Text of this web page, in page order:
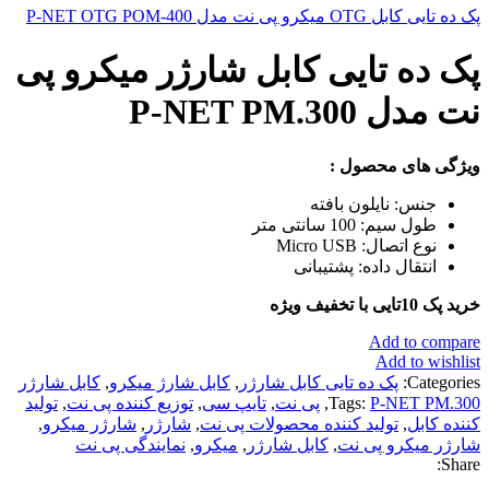
پک ده تایی کابل OTG میکرو پی نت مدل P-NET OTG POM-400
پک ده تایی کابل شارژر میکرو پی
نت مدل P-NET PM.300
ویژگی های محصول :
جنس: نایلون بافته
طول سیم: 100 سانتی متر
نوع اتصال: Micro USB
انتقال داده: پشتیبانی
خرید پک 10تایی با تخفیف ویژه
Add to compare
Add to wishlist
Categories: پک ده تایی کابل شارژر , کابل شارژ میکرو, کابل شارژر
Tags: P-NET PM.300
, پی نت, تایپ سی, توزیع کننده پی نت, تولید
کننده کابل, تولید کننده محصولات پی نت, شارژر , شارژر میکرو,
شارژر میکرو پی نت, کابل شارژر , میکرو, نمایندگی پی نت
Share: